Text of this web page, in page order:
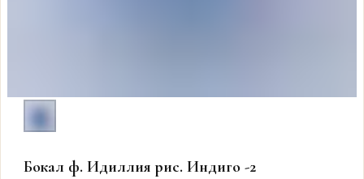
Бокал ф. Идиллия рис. Индиго -2